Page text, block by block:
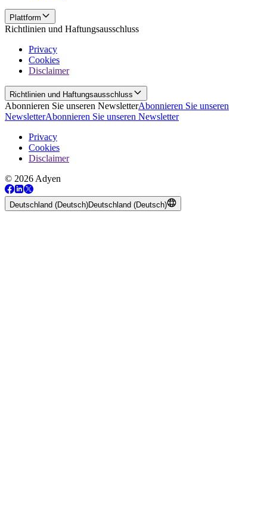
Plattform
Richtlinien und Haftungsausschluss
Privacy
Cookies
Disclaimer
Richtlinien und Haftungsausschluss
Abonnieren Sie unseren NewsletterAbonnieren Sie unseren
NewsletterAbonnieren Sie unseren Newsletter
Privacy
Cookies
Disclaimer
© 2026 Adyen
Deutschland (Deutsch)Deutschland (Deutsch)